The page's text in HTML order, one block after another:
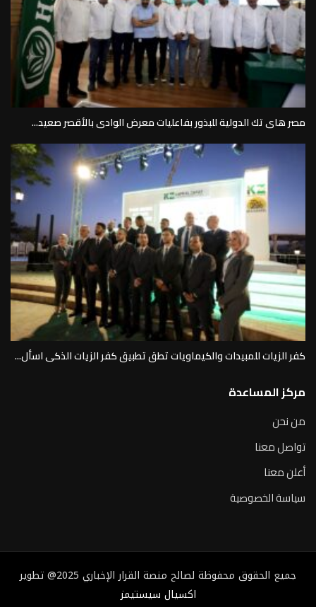
مصر هاى تك الدولية للبذور بفاعليات معرض الوادى بالأقصر صعيد...
كفر الزيات للمبيدات والكيماويات تطق تطبيق كفر الزيات الذكى اسأل...
مركز المساعدة
من نحن
تواصل معنا
أعلن معنا
سياسة الخصوصية
جميع الحقوق محفوظة لصالح منصة القرار الإخباري 2025@ تطوير
اكسيال سيستيمز